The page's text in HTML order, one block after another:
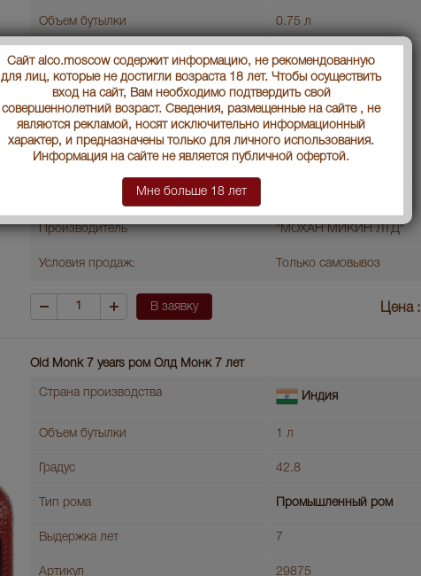
Объем бутылки 0.75 л
Градус 42.8
Тип рома Промышленный ром
Вид рома Белый ром
Выдержка лет 7
Производитель "МОХАН МИКИН ЛТД"
Условия продаж: Только самовывоз
В заявку Цена :
Old Monk 7 years ром Олд Монк 7 лет
Страна производства Индия
Объем бутылки 1 л
Градус 42.8
Тип рома Промышленный ром
Выдержка лет 7
Артикул 29875
Сайт alco.moscow содержит информацию, не рекомендованную
для лиц, которые не достигли возраста 18 лет. Чтобы осуществить
вход на сайт, Вам необходимо подтвердить свой
совершеннолетний возраст. Сведения, размещенные на сайте , не
являются рекламой, носят исключительно информационный
характер, и предназначены только для личного использования.
Информация на сайте не является публичной офертой.
Мне больше 18 лет